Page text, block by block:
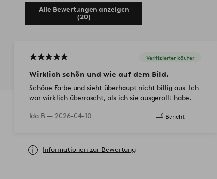
Alle Bewertungen anzeigen
(20)
Verifizierter käufer
Wirklich schön und wie auf dem Bild.
Schöne Farbe und sieht überhaupt nicht billig aus. Ich
war wirklich überrascht, als ich sie ausgerollt habe.
Ida B — 2026-04-10 Bericht
Informationen zur Bewertung